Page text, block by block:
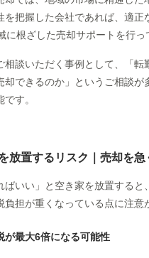
を把握した会社であれば、適
に根ざした売却サポートを行っ
相談いただく事例として、「
却できるのか」というご相談
す。
放置するリスク｜売却を急
ばいい」と空き家を放置する
負担が重くなっている点に注意
が最大6倍になる可能性